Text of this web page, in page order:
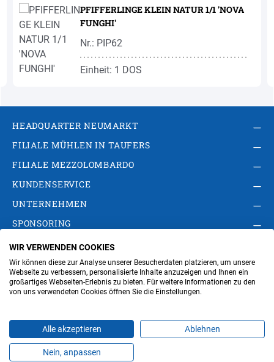
PFIFFERLINGE KLEIN NATUR 1/1 'NOVA
FUNGHI'
Nr.: PIP62
Einheit: 1 DOS
HEADQUARTER NEUMARKT
FILIALE MÜHLEN IN TAUFERS
FILIALE MEZZOLOMBARDO
KUNDENSERVICE
UNTERNEHMEN
SPONSORING
AGB Privacy Policy
Impressum
Cookie-Einstellungen ändern
Verwaltung
WIR VERWENDEN COOKIES
Wir können diese zur Analyse unserer Besucherdaten platzieren, um unsere
Webseite zu verbessern, personalisierte Inhalte anzuzeigen und Ihnen ein
großartiges Webseiten-Erlebnis zu bieten. Für weitere Informationen zu den
von uns verwendeten Cookies öffnen Sie die Einstellungen.
Alle akzeptieren Ablehnen
Nein, anpassen